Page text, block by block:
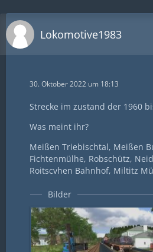
Lokomotive1983
30. Oktober 2022 um 18:13
Strecke im zustand der 1960
Was meint ihr?
Meißen Triebischtal, Meißen
Fichtenmülhe, Robschütz,
Roitscvhen Bahnhof, Miltitz
Bilder